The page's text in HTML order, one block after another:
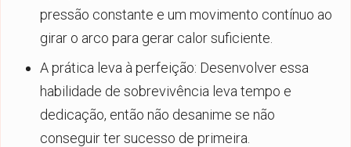
pressão constante e um movimento contínuo ao
girar o arco para gerar calor suficiente.
A prática leva à perfeição: Desenvolver essa
habilidade de sobrevivência leva tempo e
dedicação, então não desanime se não
conseguir ter sucesso de primeira.